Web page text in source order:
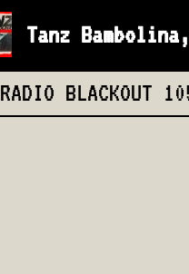
Tanz
RADIO BLACKOUT